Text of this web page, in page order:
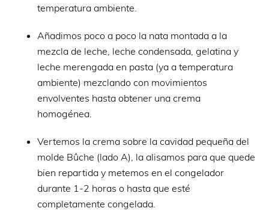
temperatura ambiente.
Añadimos poco a poco la nata montada a la
mezcla de leche, leche condensada, gelatina y
leche merengada en pasta (ya a temperatura
ambiente) mezclando con movimientos
envolventes hasta obtener una crema
homogénea.
Vertemos la crema sobre la cavidad pequeña del
molde Bûche (lado A), la alisamos para que quede
bien repartida y metemos en el congelador
durante 1-2 horas o hasta que esté
completamente congelada.